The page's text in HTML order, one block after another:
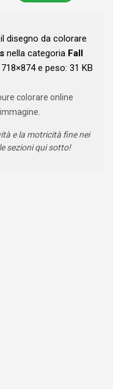
disegno da colorare
nella categoria Fall
e peso: 31 KB
colorare online
e la motricità fine nei
sezioni qui sotto!